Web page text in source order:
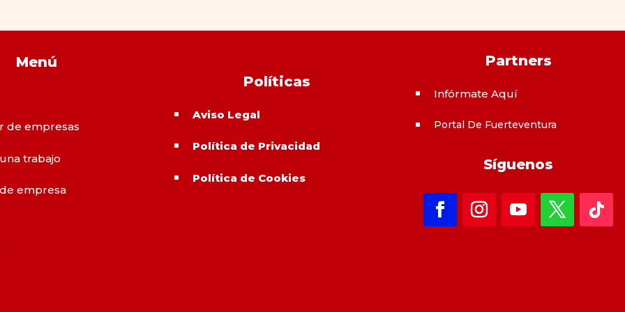
Menú
de empresas
trabajo
empresa
Políticas
^ Aviso Legal
^ Política de Privacidad
^ Política de Cookies
Partners
^ Infórmate Aquí
^ Portal De Fuerteventura
Síguenos